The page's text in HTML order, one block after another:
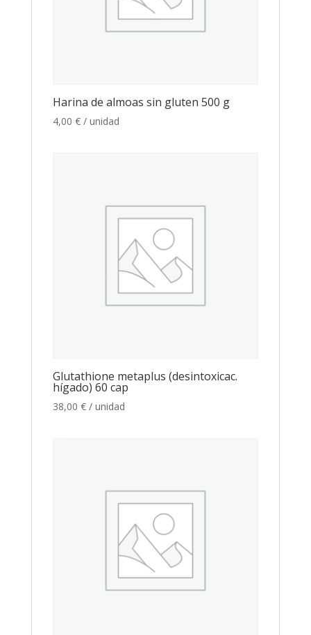
Harina de almoas sin gluten 500 g
4,00 € / unidad
Glutathione metaplus (desintoxicac.
hígado) 60 cap
38,00 € / unidad